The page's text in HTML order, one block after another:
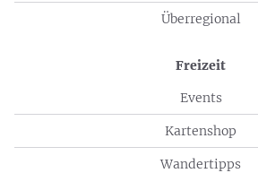
Überregional
Freizeit
Events
Kartenshop
Wandertipps